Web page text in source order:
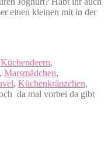
einen kleinen mit in der
Küchendeern,
, Marsmädchen,
, Küchenkränzchen,
da mal vorbei da gibt